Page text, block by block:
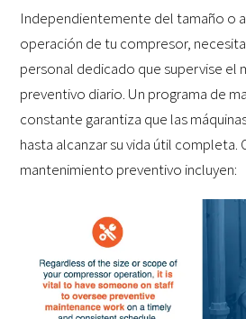
Independientemente del tamaño o
operación de tu compresor,
personal dedicado que supervise el
preventivo diario. Un programa de
constante garantiza que las
hasta alcanzar su vida útil
mantenimiento preventivo incluyen: